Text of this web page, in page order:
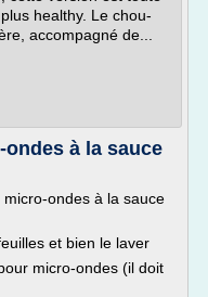
healthy. Le chou-
accompagné de...
à la sauce
ondes à la sauce
et bien le laver
micro-ondes (il doit